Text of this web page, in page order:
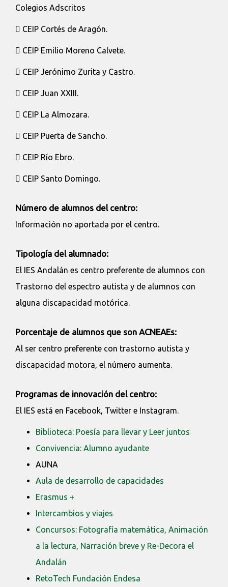
Colegios Adscritos
 CEIP Cortés de Aragón.
 CEIP Emilio Moreno Calvete.
 CEIP Jerónimo Zurita y Castro.
 CEIP Juan XXIII.
 CEIP La Almozara.
 CEIP Puerta de Sancho.
 CEIP Río Ebro.
 CEIP Santo Domingo.
Número de alumnos del centro:
Información no aportada por el centro.
Tipología del alumnado:
El IES Andalán es centro preferente de alumnos con
Trastorno del espectro autista y de alumnos con
alguna discapacidad motórica.
Porcentaje de alumnos que son ACNEAEs:
Al ser centro preferente con trastorno autista y
discapacidad motora, el número aumenta.
Programas de innovación del centro:
El IES está en Facebook, Twitter e Instagram.
Biblioteca: Poesía para llevar y Leer juntos
Convivencia: Alumno ayudante
AUNA
Aula de desarrollo de capacidades
Erasmus +
Intercambios y viajes
Concursos: Fotografía matemática, Animación
a la lectura, Narración breve y Re-Decora el
Andalán
RetoTech Fundación Endesa